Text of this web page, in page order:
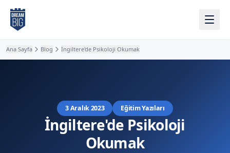
Ana içeriğe atla
Ana Sayfa Blog İngiltere'de Psikoloji Okumak
3 Aralık 2023 Eğitim Yazıları
İngiltere'de Psikoloji
Okumak